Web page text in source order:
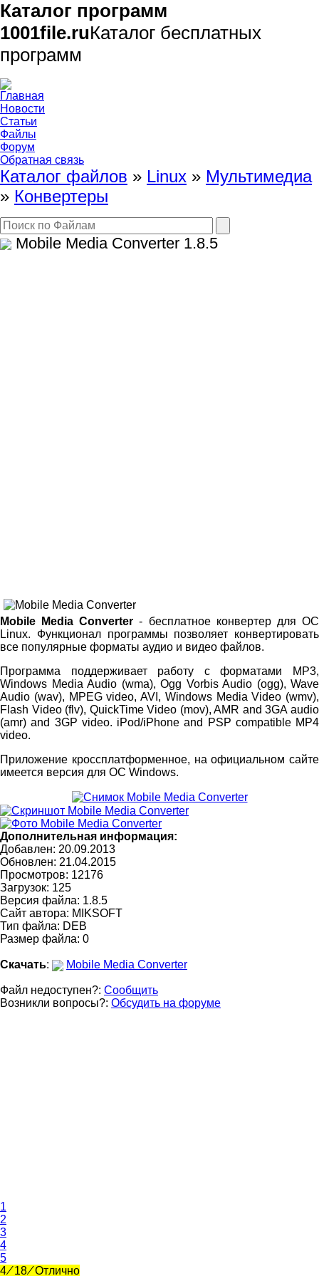
Каталог программ
1001file.ruКаталог бесплатных
программ
Главная
Новости
Статьи
Файлы
Форум
Обратная связь
Каталог файлов » Linux » Мультимедиа
» Конвертеры
Mobile Media Converter 1.8.5
Mobile Media Converter - бесплатное конвертер для ОС
Linux. Функционал программы позволяет конвертировать
все популярные форматы аудио и видео файлов.
Программа поддерживает работу с форматами MP3,
Windows Media Audio (wma), Ogg Vorbis Audio (ogg), Wave
Audio (wav), MPEG video, AVI, Windows Media Video (wmv),
Flash Video (flv), QuickTime Video (mov), AMR and 3GA audio
(amr) and 3GP video. iPod/iPhone and PSP compatible MP4
video.
Приложение кроссплатформенное, на официальном сайте
имеется версия для ОС Windows.
Дополнительная информация:
Добавлен: 20.09.2013
Обновлен: 21.04.2015
Просмотров: 12176
Загрузок: 125
Версия файла: 1.8.5
Сайт автора: MIKSOFT
Тип файла: DEB
Размер файла: 0
Скачать: Mobile Media Converter
Файл недоступен?: Сообщить
Возникли вопросы?: Обсудить на форуме
1
2
3
4
5
4⁄18⁄Отлично